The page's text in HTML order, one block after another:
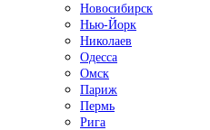
Новосибирск
Нью-Йорк
Николаев
Одесса
Омск
Париж
Пермь
Рига